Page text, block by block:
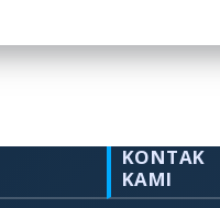
KONTAK
KAMI